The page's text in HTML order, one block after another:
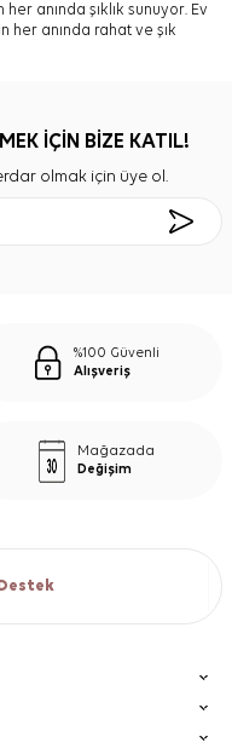
anında şıklık sunuyor. Ev
her anında rahat ve şık
İÇİN BİZE KATIL!
olmak için üye ol.
%100 Güvenli
Alışveriş
Mağazada
Değişim